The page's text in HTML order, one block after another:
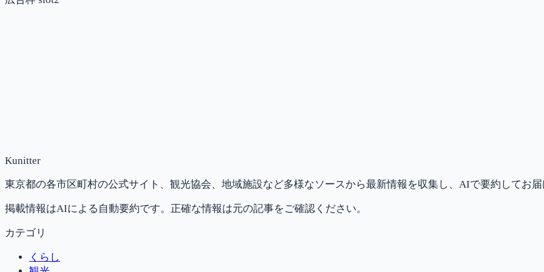
Kunitter
東京都の各市区町村の公式サイト、観光協会、地域施設など多様なソースから最新情報を収集し、AIで要約してお届
掲載情報はAIによる自動要約です。正確な情報は元の記事をご確認ください。
カテゴリ
くらし